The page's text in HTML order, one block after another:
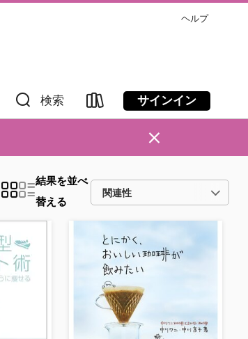
ヘルプ
検索 サインイン
×
結果を並べ
替える